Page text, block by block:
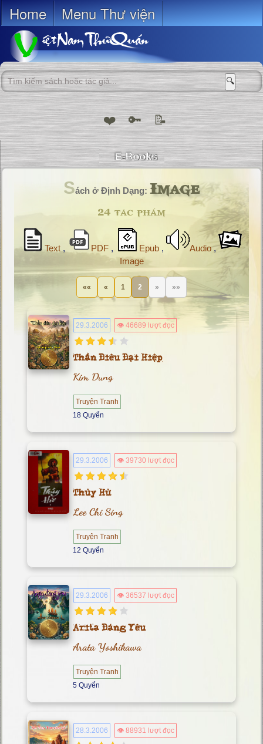
Home Menu Thư viện
🔍
❤️ 🔑 📝
Sách ở Định Dạng: Image
24 tác phẩm
Text , PDF , Epub , Audio,
Image
«« « 1 2 » »»
29.3.2006 👁 46689 lượt đọc
Thần Điêu Đại Hiệp
Kim Dung
Truyện Tranh
18 Quyển
29.3.2006 👁 39730 lượt đọc
Thủy Hử
Lee Chi Sing
Truyện Tranh
12 Quyển
29.3.2006 👁 36537 lượt đọc
Arita Đáng Yêu
Arata Yoshikawa
Truyện Tranh
5 Quyển
28.3.2006 👁 88931 lượt đọc